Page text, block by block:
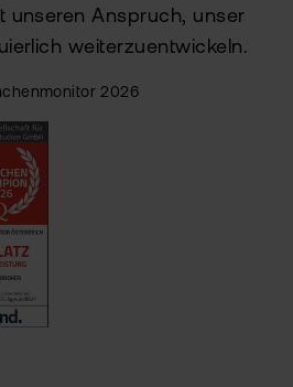
unseren Anspruch, unser
weiterzuentwickeln.
2026